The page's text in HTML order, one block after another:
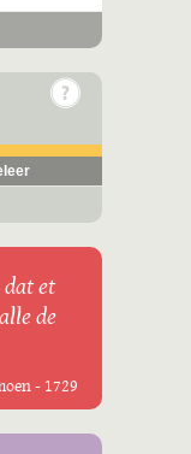
et
de
- 1729